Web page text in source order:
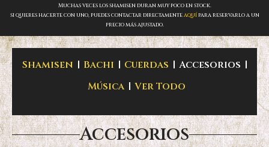
Muchas veces los shamisen duran muy poco en stock.
si quieres hacerte con uno, puedes contactar directamenteaquí para reservarlo a un
precio más ajustado.
Shamisen Bachi Cuerdas
Accesorios
Música
Ver Todo
Accesorios